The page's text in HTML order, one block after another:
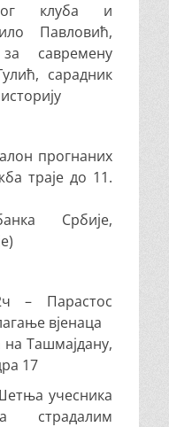
клуба и
Павловић,
савремену
сарадник
прогнаних
траје до 11.
Србије,
– Парастос
вјенаца
Ташмајдану,
17
учесника
страдалим